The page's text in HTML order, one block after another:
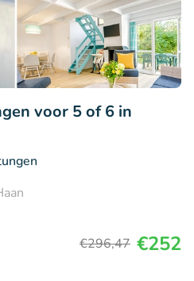
voor 5 of 6 in
€296,47 €252